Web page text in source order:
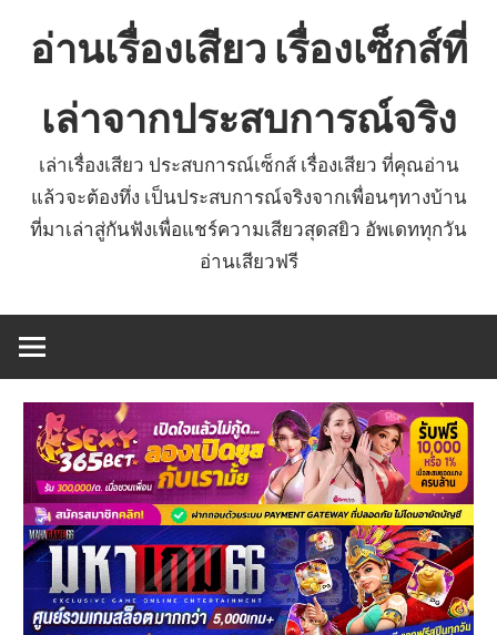
อ่านเรื่องเสียว เรื่องเซ็กส์ที่
เล่าจากประสบการณ์จริง
เล่าเรื่องเสียว ประสบการณ์เซ็กส์ เรื่องเสียว ที่คุณอ่าน
แล้วจะต้องทึ่ง เป็นประสบการณ์จริงจากเพื่อนๆทางบ้าน
ที่มาเล่าสู่กันฟังเพื่อแชร์ความเสียวสุดสยิว อัพเดททุกวัน
อ่านเสียวฟรี